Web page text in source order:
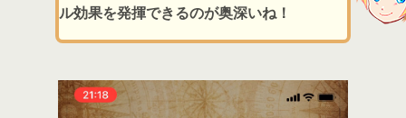
ル効果を発揮できるのが奥深いね！